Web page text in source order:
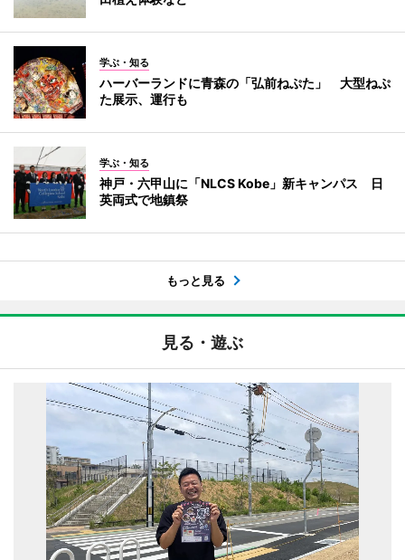
学ぶ・知る
ハーバーランドに青森の「弘前ねぷた」 大型ねぷ
た展示、運行も
学ぶ・知る
神戸・六甲山に「NLCS Kobe」新キャンパス 日
英両式で地鎮祭
もっと見る
見る・遊ぶ